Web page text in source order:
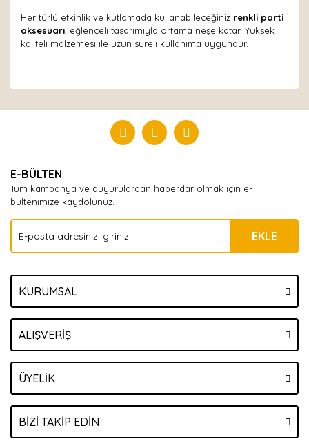
Her türlü etkinlik ve kutlamada kullanabileceğiniz renkli parti
aksesuarı , eğlenceli tasarımıyla ortama neşe katar. Yüksek
kaliteli malzemesi ile uzun süreli kullanıma uygundur.
Yorum Yaz
E-BÜLTEN
Tüm kampanya ve duyurulardan haberdar olmak için e-
bültenimize kaydolunuz.
EKLE
KURUMSAL
ALIŞVERİŞ
ÜYELİK
BİZİ TAKİP EDİN